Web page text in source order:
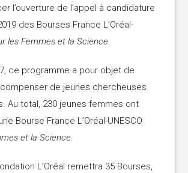
l’ouverture de l’appel à candidature
des Bourses France L’Oréal-
les Femmes et la Science.
ce programme a pour objet de
de jeunes chercheuses
Au total, 230 jeunes femmes ont
Bourse France L’Oréal-UNESCO
et la Science.
L’Oréal remettra 35 Bourses,